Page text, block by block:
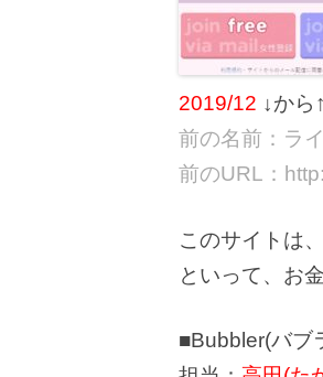
2019/12 ↓から
前の名前：ラ
前のURL：
このサイトは
といって、お
■Bubbler(バブ